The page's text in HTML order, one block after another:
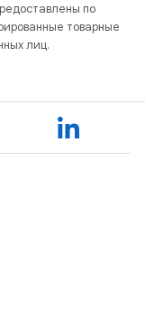
по
товарные
лиц.